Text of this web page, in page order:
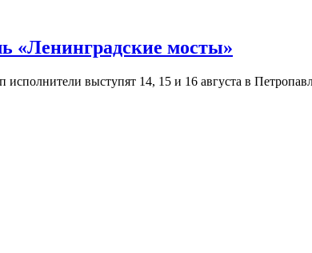
«Ленинградские мосты»
выступят 14, 15 и 16 августа в